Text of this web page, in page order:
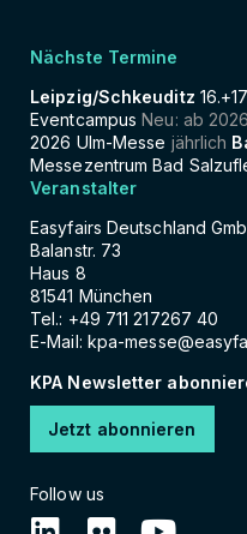
Nächste Termine
Leipzig/Schkeuditz
EventcampusNeu: ab
2026 Ulm-Messe jährlich
Messezentrum Bad
Veranstalter
Easyfairs Deutschland
Balanstr. 73
Haus 8
81541 München
Tel.: +49 711 217267 40
E-Mail: kpa-
KPA Newsletter
Jetzt abonnieren
Follow us